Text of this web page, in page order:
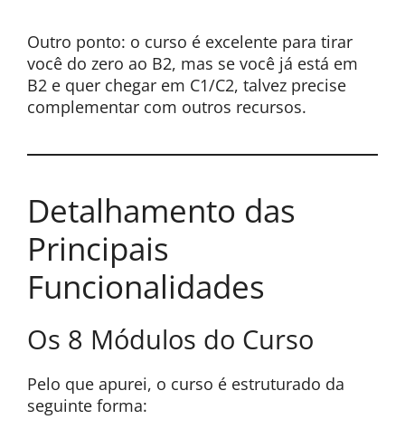
Outro ponto: o curso é excelente para tirar
você do zero ao B2, mas se você já está em
B2 e quer chegar em C1/C2, talvez precise
complementar com outros recursos.
Detalhamento das
Principais
Funcionalidades
Os 8 Módulos do Curso
Pelo que apurei, o curso é estruturado da
seguinte forma: